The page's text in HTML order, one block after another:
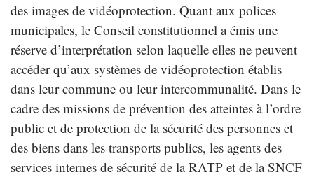
des images de vidéoprotection. Quant aux polices
municipales, le Conseil constitutionnel a émis une
réserve d’interprétation selon laquelle elles ne peuvent
accéder qu’aux systèmes de vidéoprotection établis
dans leur commune ou leur intercommunalité. Dans le
cadre des missions de prévention des atteintes à l’ordre
public et de protection de la sécurité des personnes et
des biens dans les transports publics, les agents des
services internes de sécurité de la RATP et de la SNCF